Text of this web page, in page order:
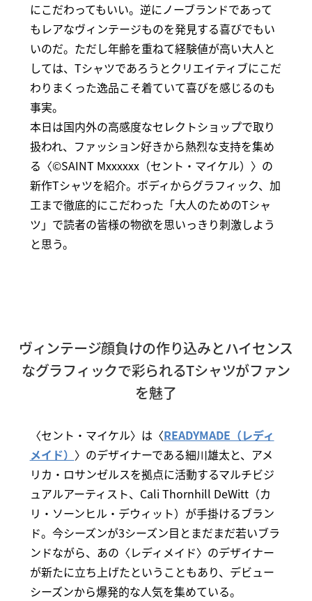
にこだわってもいい。逆にノーブランドであって
もレアなヴィンテージものを発見する喜びでもい
いのだ。ただし年齢を重ねて経験値が高い大人と
しては、Tシャツであろうとクリエイティブにこだ
わりまくった逸品こそ着ていて喜びを感じるのも
事実。
本日は国内外の高感度なセレクトショップで取り
扱われ、ファッション好きから熱烈な支持を集め
る〈©SAINT Mxxxxxx（セント・マイケル）〉の
新作Tシャツを紹介。ボディからグラフィック、加
工まで徹底的にこだわった「大人のためのTシャ
ツ」で読者の皆様の物欲を思いっきり刺激しよう
と思う。
ヴィンテージ顔負けの作り込みとハイセンス
なグラフィックで彩られるTシャツがファン
を魅了
〈セント・マイケル〉は〈READYMADE（レディ
メイド） 〉のデザイナーである細川雄太と、アメ
リカ・ロサンゼルスを拠点に活動するマルチビジ
ュアルアーティスト、Cali Thornhill DeWitt（カ
リ・ソーンヒル・デウィット）が手掛けるブラン
ド。今シーズンが3シーズン目とまだまだ若いブラ
ンドながら、あの〈レディメイド〉のデザイナー
が新たに立ち上げたということもあり、デビュー
シーズンから爆発的な人気を集めている。